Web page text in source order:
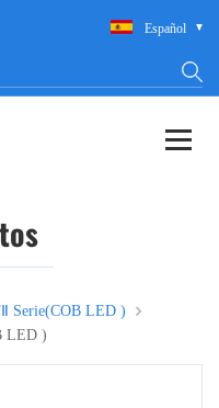
Español
Serie(COB LED )
LED )